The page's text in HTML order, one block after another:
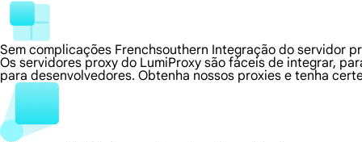
Sem complicações Frenchsouthern Integração do servidor
Os servidores proxy do LumiProxy são fáceis de integrar,
para desenvolvedores. Obtenha nossos proxies e tenha